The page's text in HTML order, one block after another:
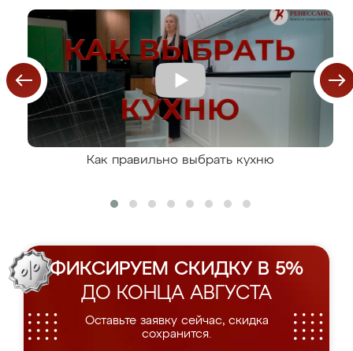
Как правильно выбрать кухню
ФИКСИРУЕМ СКИДКУ В 5%
ДО КОНЦА АВГУСТА
Оставьте заявку сейчас, скидка
сохранится.